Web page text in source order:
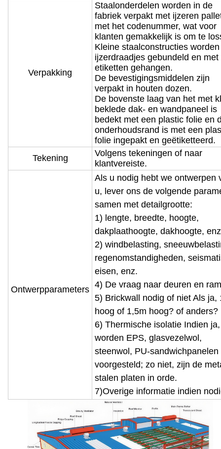
Verpakking
Staalonderdelen worden in de
fabriek verpakt met ijzeren
met het codenummer, wat voor
klanten gemakkelijk is om te
Kleine staalconstructies
ijzerdraadjes gebundeld en met
etiketten gehangen.
De bevestigingsmiddelen zijn
verpakt in houten dozen.
De bovenste laag van het met
beklede dak- en wandpaneel is
bedekt met een plastic folie en
onderhoudsrand is met een
folie ingepakt en geëtiketteerd.
Tekening
Volgens tekeningen of naar
klantvereiste.
Ontwerpparameters
Als u nodig hebt we ontwerpen
u, lever ons de volgende
samen met detailgrootte:
1) lengte, breedte, hoogte,
dakplaathoogte, dakhoogte,
2) windbelasting,
regenomstandigheden,
eisen, enz.
4) De vraag naar deuren en
5) Brickwall nodig of niet Als ja,
hoog of 1,5m hoog? of anders?
6) Thermische isolatie Indien ja,
worden EPS, glasvezelwol,
steenwol, PU-sandwichpanelen
voorgesteld; zo niet, zijn de
stalen platen in orde.
7)Overige informatie indien